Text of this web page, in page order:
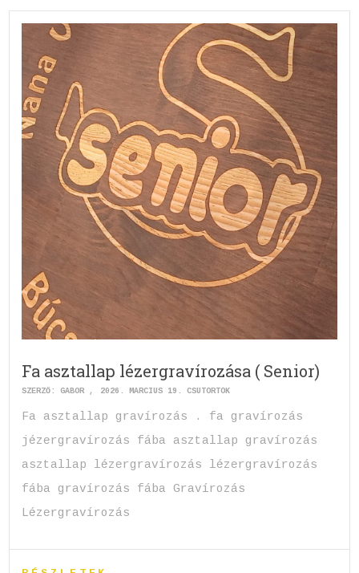
Fa asztallap lézergravírozása ( Senior)
SZERZŐ:GABOR 2026. MÁRCIUS 19. CSÜTÖRTÖK
Fa asztallap gravírozás . fa gravírozás
jézergravírozás fába asztallap gravírozás
asztallap lézergravírozás lézergravírozás
fába gravírozás fába Gravírozás
Lézergravírozás